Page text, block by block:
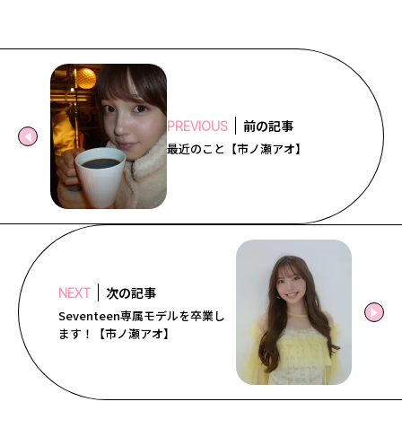
PREVIOUS 前の記事
最近のこと【市ノ瀬アオ】
NEXT 次の記事
Seventeen専属モデルを卒業し
ます！【市ノ瀬アオ】